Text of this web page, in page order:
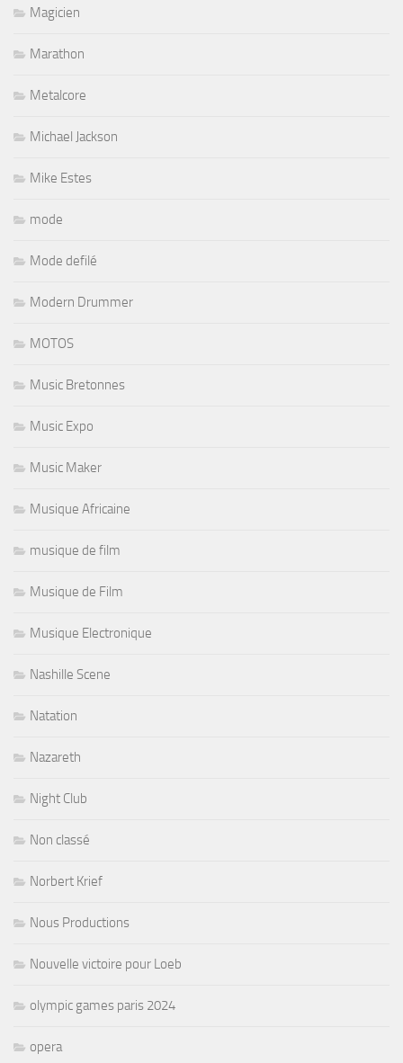
Magicien
Marathon
Metalcore
Michael Jackson
Mike Estes
mode
Mode defilé
Modern Drummer
MOTOS
Music Bretonnes
Music Expo
Music Maker
Musique Africaine
musique de film
Musique de Film
Musique Electronique
Nashille Scene
Natation
Nazareth
Night Club
Non classé
Norbert Krief
Nous Productions
Nouvelle victoire pour Loeb
olympic games paris 2024
opera